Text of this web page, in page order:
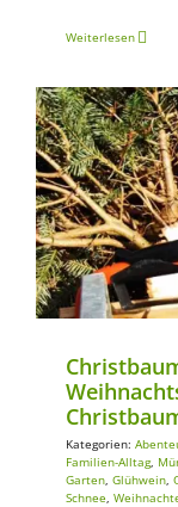
Weiterlesen
Abenteuer Reisen
Kategorien:
Familien-Alltag,
Garten, Glühwein,
Schnee,